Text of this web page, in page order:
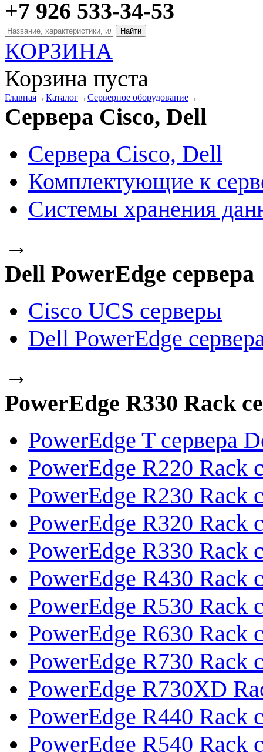
+7 926 533-34-53
КОРЗИНА
Корзина пуста
Главная→Каталог→Серверное оборудование→
Сервера Cisco, Dell
Сервера Cisco, Dell
Комплектующие к
Системы хранения
→
Dell PowerEdge сервера
Cisco UCS серверы
Dell PowerEdge
→
PowerEdge R330 Rack
PowerEdge T сервера
PowerEdge R220 Rack
PowerEdge R230 Rack
PowerEdge R320 Rack
PowerEdge R330 Rack
PowerEdge R430 Rack
PowerEdge R530 Rack
PowerEdge R630 Rack
PowerEdge R730 Rack
PowerEdge R730XD
PowerEdge R440 Rack
PowerEdge R540 Rack